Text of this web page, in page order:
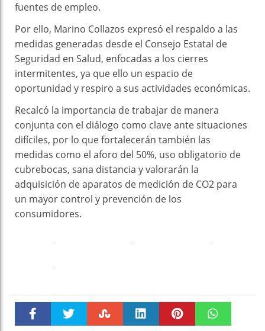
fuentes de empleo.
Por ello, Marino Collazos expresó el respaldo a las
medidas generadas desde el Consejo Estatal de
Seguridad en Salud, enfocadas a los cierres
intermitentes, ya que ello un espacio de
oportunidad y respiro a sus actividades económicas.
Recalcó la importancia de trabajar de manera
conjunta con el diálogo como clave ante situaciones
difíciles, por lo que fortalecerán también las
medidas como el aforo del 50%, uso obligatorio de
cubrebocas, sana distancia y valorarán la
adquisición de aparatos de medición de CO2 para
un mayor control y prevención de los
consumidores.